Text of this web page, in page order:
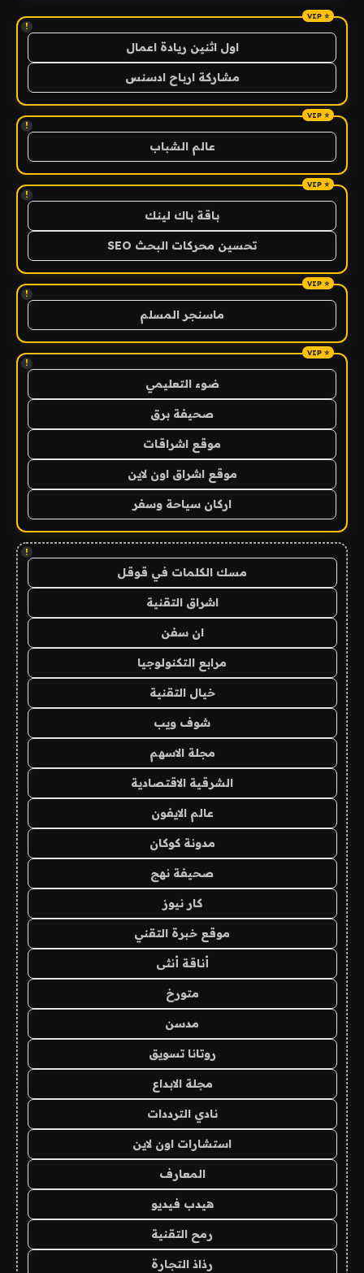
!
اول اثنين ريادة اعمال
مشاركة ارباح ادسنس
!
عالم الشباب
!
باقة باك لينك
تحسين محركات البحث SEO
!
ماسنجر المسلم
!
ضوء التعليمي
صحيفة برق
موقع اشراقات
موقع اشراق اون لاين
اركان سياحة وسفر
!
مسك الكلمات في قوقل
اشراق التقنية
ان سفن
مرابع التكنولوجيا
خيال التقنية
شوف ويب
مجلة الاسهم
الشرقية الاقتصادية
عالم الايفون
مدونة كوكان
صحيفة نهج
كار نيوز
موقع خبرة التقني
أناقة أنثى
متورخ
مدسن
روتانا تسويق
مجلة الابداع
نادي الترددات
استشارات اون لاين
المعارف
هيدب فيديو
رمح التقنية
رذاذ التجارة